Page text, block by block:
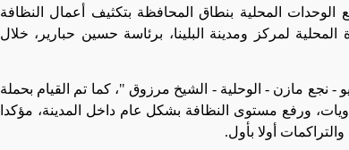
المحلية بنطاق المحافظة بتكثيف أعمال النظافة
لمركز ومدينة البلينا، برئاسة حسين حبارير، خلال
نجع مازن - الوحلية - الشيخ مرزوق "، كما تم القيام بحملة
ورفع مستوى النظافة بشكل عام داخل المدينة، مؤكدا
أولا بأول.